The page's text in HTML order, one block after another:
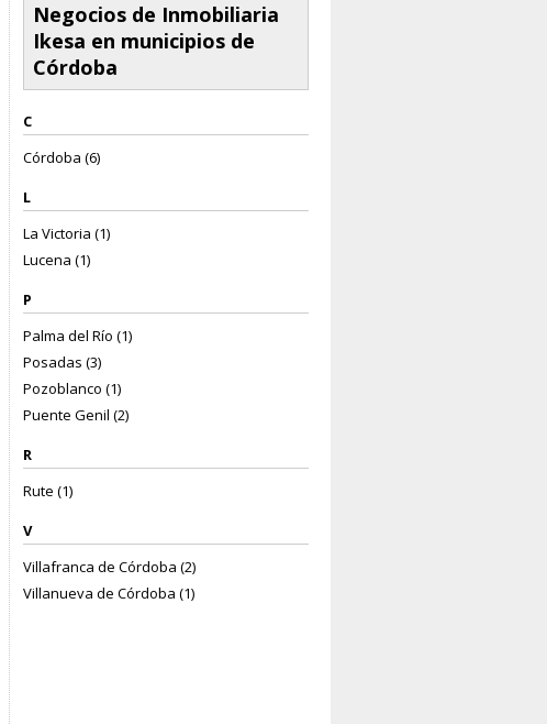
Negocios de Inmobiliaria
Ikesa en municipios de
Córdoba
C
Córdoba (6)
L
La Victoria (1)
Lucena (1)
P
Palma del Río (1)
Posadas (3)
Pozoblanco (1)
Puente Genil (2)
R
Rute (1)
V
Villafranca de Córdoba (2)
Villanueva de Córdoba (1)